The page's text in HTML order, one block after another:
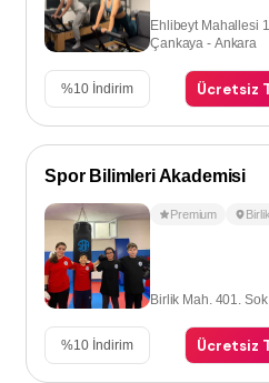
Ehlibeyt Mahallesi
Çankaya - Ankara
%10 İndirim Ücretsiz
Spor Bilimleri Akademisi
Premium
Birlik Mah. 401.
%10 İndirim Ücretsiz